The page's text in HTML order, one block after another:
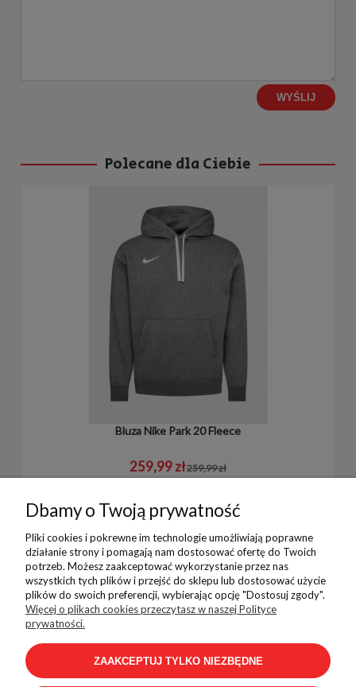
WYŚLIJ
Polecane dla Ciebie
Bluza Nike Park 20 Fleece
259,99 zł259,99 zł
Pomoc
Płatności i dostawa
Dbamy o Twoją prywatność
Pliki cookies i pokrewne im technologie umożliwiają poprawne
działanie strony i pomagają nam dostosować ofertę do Twoich
potrzeb. Możesz zaakceptować wykorzystanie przez nas
wszystkich tych plików i przejść do sklepu lub dostosować użycie
plików do swoich preferencji, wybierając opcję "Dostosuj zgody".
Więcej o plikach cookies przeczytasz w naszej Polityce
prywatności.
ZAAKCEPTUJ TYLKO NIEZBĘDNE